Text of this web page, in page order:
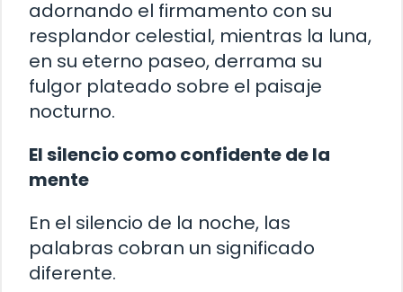
adornando el firmamento con su
resplandor celestial, mientras la luna,
en su eterno paseo, derrama su
fulgor plateado sobre el paisaje
nocturno.
El silencio como confidente de la
mente
En el silencio de la noche, las
palabras cobran un significado
diferente.